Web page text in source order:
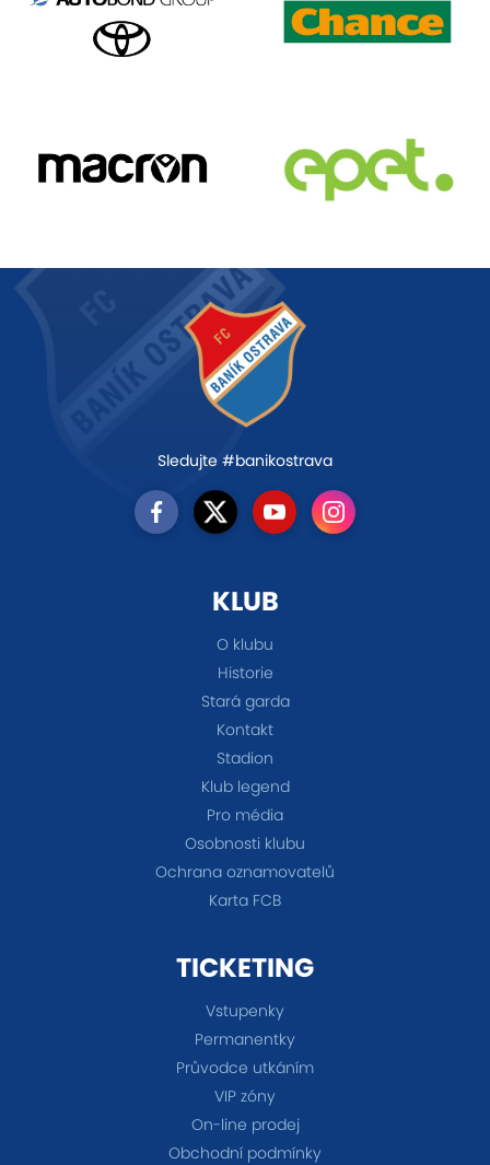
Sledujte #banikostrava
KLUB
O klubu
Historie
Stará garda
Kontakt
Stadion
Klub legend
Pro média
Osobnosti klubu
Ochrana oznamovatelů
Karta FCB
TICKETING
Vstupenky
Permanentky
Průvodce utkáním
VIP zóny
On-line prodej
Obchodní podmínky